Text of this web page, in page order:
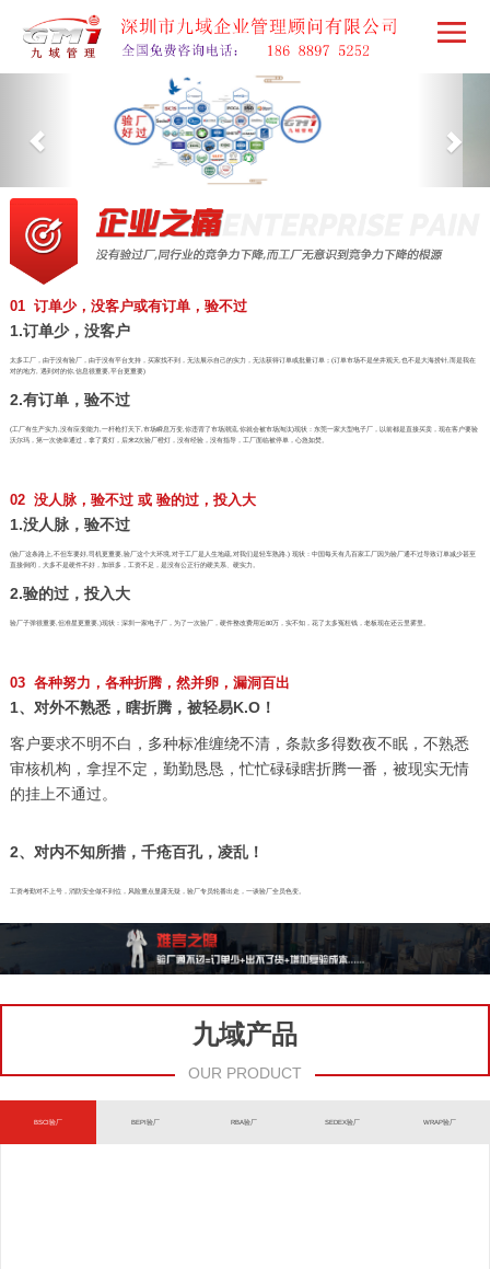
01 订单少，没客户或有订单，验不过
1.订单少，没客户
太多工厂，由于没有验厂，由于没有平台支持，买家找不到，无法展示自己的实力，无法获得订单或批量订单；(订单市场不是坐井观天,也不是大海捞针,而是我在
对的地方, 遇到对的你,信息很重要,平台更重要)
2.有订单，验不过
(工厂有生产实力,没有应变能力,一杆枪打天下,市场瞬息万变,你违背了市场潮流,你就会被市场淘汰)现状：东莞一家大型电子厂，以前都是直接买卖，现在客户要验
沃尔玛，第一次侥幸通过，拿了黄灯，后来2次验厂橙灯，没有经验，没有指导，工厂面临被停单，心急如焚。
02 没人脉，验不过 或 验的过，投入大
1.没人脉，验不过
(验厂这条路上,不但车要好,司机更重要,验厂这个大环境,对于工厂是人生地疏,对我们是轻车熟路.) 现状：中国每天有几百家工厂因为验厂通不过导致订单减少甚至
直接倒闭，大多不是硬件不好，加班多，工资不足，是没有公正行的硬关系、硬实力。
2.验的过，投入大
验厂子弹很重要,但准星更重要,)现状：深圳一家电子厂，为了一次验厂，硬件整改费用近80万，实不知，花了太多冤枉钱，老板现在还云里雾里。
03 各种努力，各种折腾，然并卵，漏洞百出
1、对外不熟悉，瞎折腾，被轻易K.O！
客户要求不明不白，多种标准缠绕不清，条款多得数夜不眠，不熟悉
审核机构，拿捏不定，勤勤恳恳，忙忙碌碌瞎折腾一番，被现实无情
的挂上不通过。
2、对内不知所措，千疮百孔，凌乱！
工资考勤对不上号，消防安全做不到位，风险重点显露无疑，验厂专员轮番出走，一谈验厂全员色变。
九域产品
OUR PRODUCT
BSCI验厂 BEPI验厂 RBA验厂 SEDEX验厂 WRAP验厂